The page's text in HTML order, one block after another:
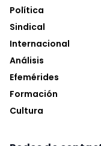
Política
Sindical
Internacional
Análisis
Efemérides
Formación
Cultura